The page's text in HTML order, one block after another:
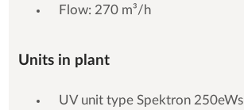
Flow: 270 m³/h
Units in plant
UV unit type Spektron 250eWs